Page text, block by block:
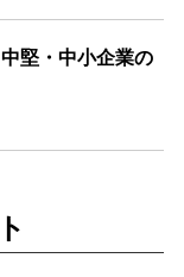
堅・中小企業の